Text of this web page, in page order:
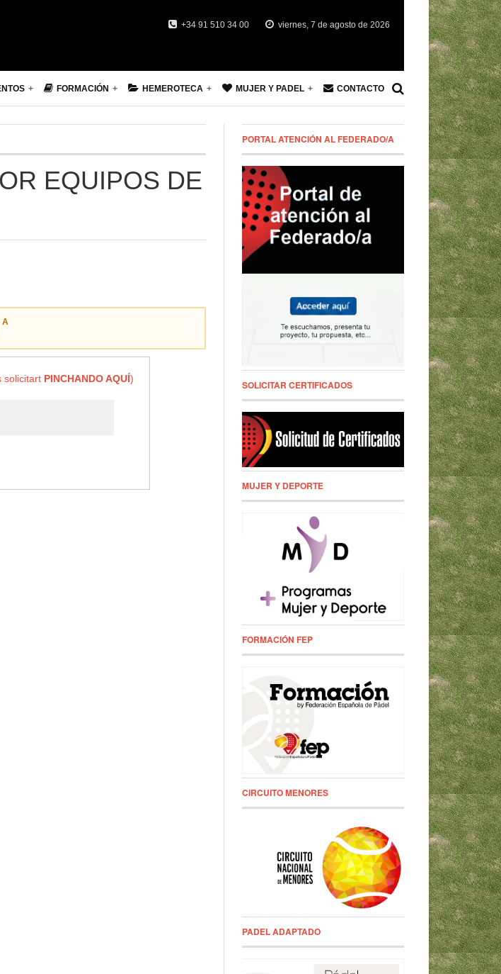
+34 91 510 34 00 viernes, 7 de agosto de 2026
FORMACIÓN HEMEROTECA MUJER Y PADEL CONTACTO
EQUIPOS DE
A
solicitart PINCHANDO AQUÍ)
PORTAL ATENCIÓN AL FEDERADO/A
SOLICITAR CERTIFICADOS
MUJER Y DEPORTE
FORMACIÓN FEP
CIRCUITO MENORES
PADEL ADAPTADO